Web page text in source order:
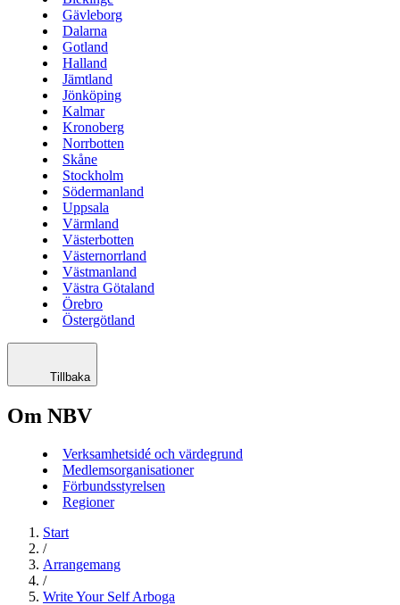
Gävleborg
Dalarna
Gotland
Halland
Jämtland
Jönköping
Kalmar
Kronoberg
Norrbotten
Skåne
Stockholm
Södermanland
Uppsala
Värmland
Västerbotten
Västernorrland
Västmanland
Västra Götaland
Örebro
Östergötland
Tillbaka
Om NBV
Verksamhetsidé och värdegrund
Medlemsorganisationer
Förbundsstyrelsen
Regioner
Start
/
Arrangemang
/
Write Your Self Arboga